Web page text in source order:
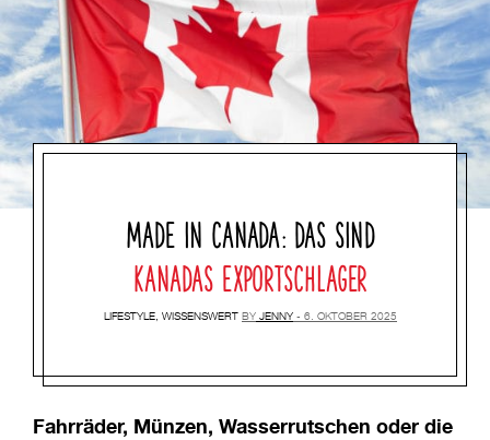
MADE IN CANADA: DAS SIND
KANADAS EXPORTSCHLAGER
LIFESTYLE, WISSENSWERT BY JENNY 6. OKTOBER 2025
Fahrräder, Münzen, Wasserrutschen oder die